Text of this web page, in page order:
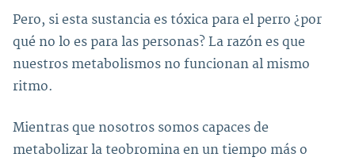
Pero, si esta sustancia es tóxica para el perro ¿por
qué no lo es para las personas? La razón es que
nuestros metabolismos no funcionan al mismo
ritmo.
Mientras que nosotros somos capaces de
metabolizar la teobromina en un tiempo más o